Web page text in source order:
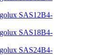
SAS12B4-
SAS18B4-
SAS24B4-